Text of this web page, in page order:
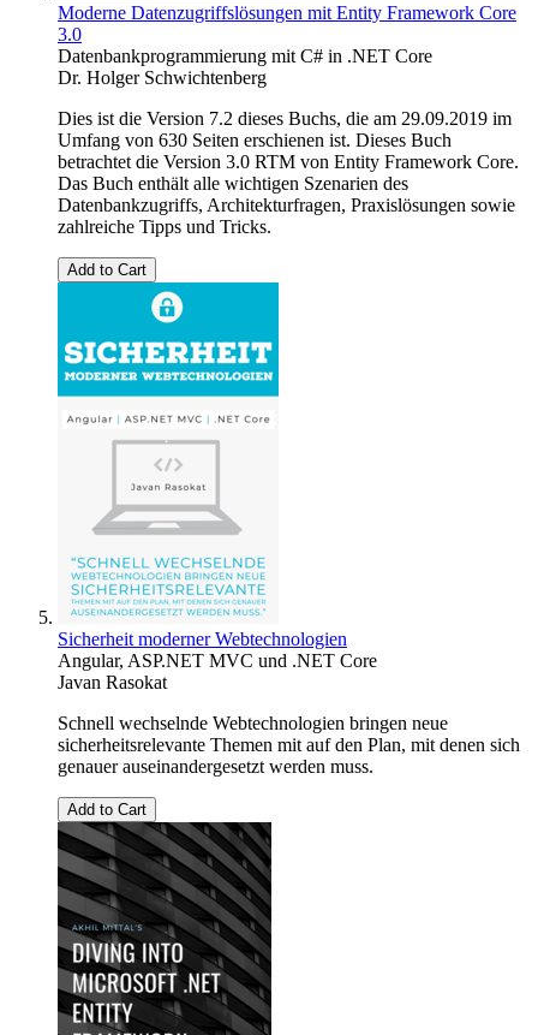
Moderne Datenzugriffslösungen mit Entity Framework Core
3.0
Datenbankprogrammierung mit C# in .NET Core
Dr. Holger Schwichtenberg
Dies ist die Version 7.2 dieses Buchs, die am 29.09.2019 im
Umfang von 630 Seiten erschienen ist. Dieses Buch
betrachtet die Version 3.0 RTM von Entity Framework Core.
Das Buch enthält alle wichtigen Szenarien des
Datenbankzugriffs, Architekturfragen, Praxislösungen sowie
zahlreiche Tipps und Tricks.
Add to Cart
Sicherheit moderner Webtechnologien
Angular, ASP.NET MVC und .NET Core
Javan Rasokat
Schnell wechselnde Webtechnologien bringen neue
sicherheitsrelevante Themen mit auf den Plan, mit denen sich
genauer auseinandergesetzt werden muss.
Add to Cart